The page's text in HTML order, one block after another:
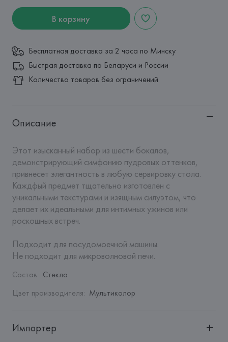
В корзину
Бесплатная доставка за 2 часа по Минску
Быстрая доставка по Беларуси и России
Количество товаров без ограничений
Описание
Этот изысканный набор из шести бокалов,
демонстрирующий симфонию пудровых оттенков,
привнесет элегантность в любую сервировку стола.
Каждфый предмет тщательно изготовлен с
уникальными текстурами и изящным силуэтом, что
делает их идеальными для интимных ужинов или
роскошных встреч.
Подходит для посудомоечной машины.
Не подходит для микроволновой печи.
Состав: Стекло
Цвет производителя: Мультиколор
Импортер